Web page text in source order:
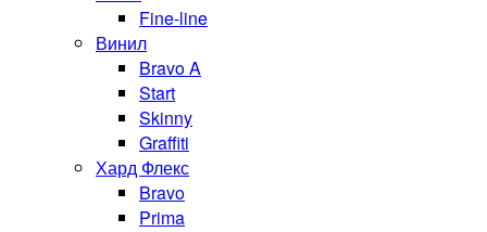
Fine-line
Винил
Bravo A
Start
Skinny
Graffiti
Хард Флекс
Bravo
Prima